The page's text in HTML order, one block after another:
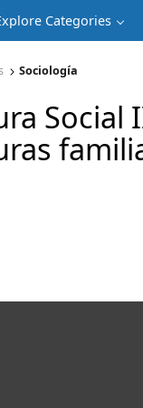
Categories
Sociología
Social